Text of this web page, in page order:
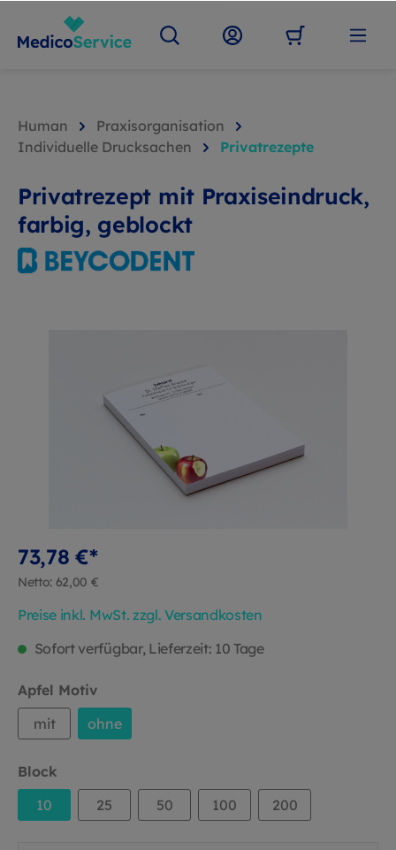
Human
Praxisorganisation
Individuelle Drucksachen
Privatrezepte
Privatrezept mit Praxiseindruck,
farbig, geblockt
73,78 €*
Netto: 62,00 €
Preise inkl. MwSt. zzgl. Versandkosten
Sofort verfügbar, Lieferzeit: 10 Tage
Apfel Motiv
mit
ohne
Block
10
25 50 100 200